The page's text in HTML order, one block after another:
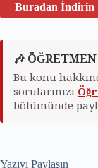
Buradan İndirin
🎶
Bu konu
sorularınızı
bölümünde
Yazıyı Paylaşın